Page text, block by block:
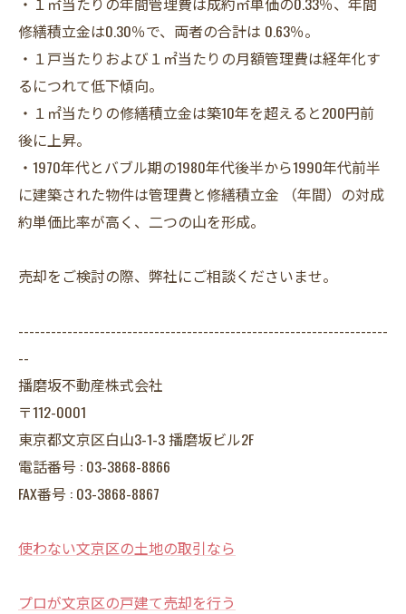
修繕積立金は0.30％で、両者の合計は 0.63％。
・１戸当たりおよび１㎡当たりの月額管理費は経年化す
るにつれて低下傾向。
・１㎡当たりの修繕積立金は築10年を超えると200円前
後に上昇。
・1970年代とバブル期の1980年代後半から1990年代前半
に建築された物件は管理費と修繕積立金 （年間）の対成
約単価比率が高く、二つの山を形成。
売却をご検討の際、弊社にご相談くださいませ。
--------------------------------------------------------------------
--
播磨坂不動産株式会社
〒112-0001
東京都文京区白山3-1-3 播磨坂ビル2F
電話番号 : 03-3868-8866
FAX番号 : 03-3868-8867
使わない文京区の土地の取引なら
プロが文京区の戸建て売却を行う